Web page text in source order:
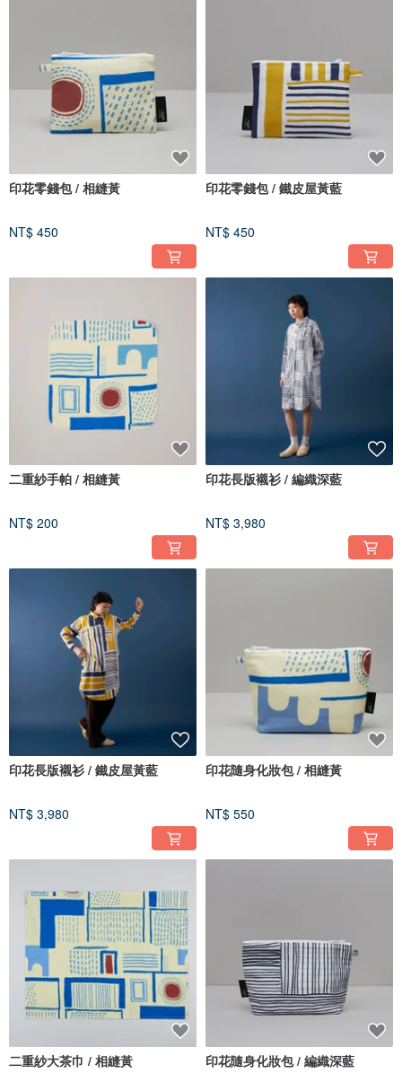
印花零錢包 / 相縫黃
NT$ 450
印花零錢包 / 鐵皮屋黃藍
NT$ 450
二重紗手帕 / 相縫黃
NT$ 200
印花長版襯衫 / 編織深藍
NT$ 3,980
印花長版襯衫 / 鐵皮屋黃藍
NT$ 3,980
印花隨身化妝包 / 相縫黃
NT$ 550
二重紗大茶巾 / 相縫黃 印花隨身化妝包 / 編織深藍